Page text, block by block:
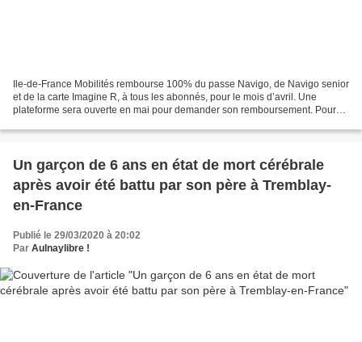
Ile-de-France Mobilités rembourse 100% du passe Navigo, de Navigo senior
et de la carte Imagine R, à tous les abonnés, pour le mois d’avril. Une
plateforme sera ouverte en mai pour demander son remboursement. Pour
Un garçon de 6 ans en état de mort cérébrale
après avoir été battu par son père à Tremblay-
en-France
Publié le 29/03/2020 à 20:02
Par Aulnaylibre !